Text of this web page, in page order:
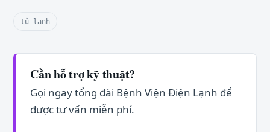
tủ lạnh
Cần hỗ trợ kỹ thuật?
Gọi ngay tổng đài Bệnh Viện Điện Lạnh để
được tư vấn miễn phí.